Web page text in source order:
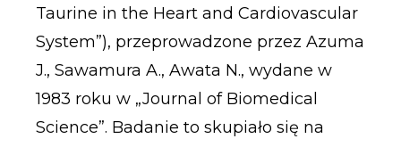
Taurine in the Heart and Cardiovascular
System”), przeprowadzone przez Azuma
J., Sawamura A., Awata N., wydane w
1983 roku w „Journal of Biomedical
Science”. Badanie to skupiało się na